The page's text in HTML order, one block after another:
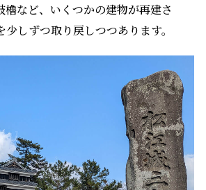
櫓など、いくつかの建物が再建さ
しずつ取り戻しつつあります。